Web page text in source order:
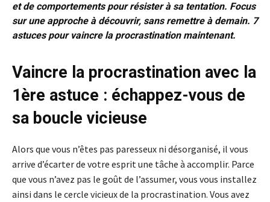
et de comportements pour résister à sa tentation. Focus
sur une approche à découvrir, sans remettre à demain. 7
astuces pour vaincre la procrastination maintenant.
Vaincre la procrastination avec la
1ère astuce : échappez-vous de
sa boucle vicieuse
Alors que vous n’êtes pas paresseux ni désorganisé, il vous
arrive d’écarter de votre esprit une tâche à accomplir. Parce
que vous n’avez pas le goût de l’assumer, vous vous installez
ainsi dans le cercle vicieux de la procrastination. Vous avez